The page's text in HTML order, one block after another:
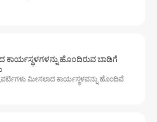
ಕಾರ್ಯಸ್ಥಳಗಳನ್ನು ಹೊಂದಿರುವ ಬಾಡಿಗೆ
ಮೀಸಲಾದ ಕಾರ್ಯಸ್ಥಳವನ್ನು ಹೊಂದಿವೆ